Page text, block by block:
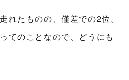
れたものの、僅差での2位。
てのことなので、どうにも